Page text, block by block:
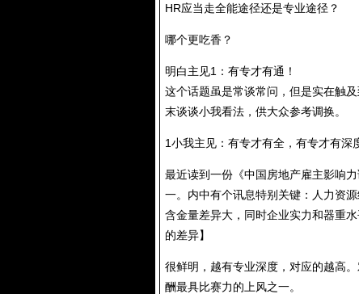
HR应当走全能途径还是专业途径？
哪个更吃香？
明白主见1：有专才有通！
这个话题虽是常谈常问，但是实在触
末谈谈小我看法，供大众参考调换。
1小我主见：有专才有全，有专才有深
最近读到一份《中国房地产雇主影响
一。内中有个讯息特别关键：人力资
含金量差异大，同时企业实力和器重
的差异】
很鲜明，越有专业深度，对应的越高
酬最具比赛力的上风之一。